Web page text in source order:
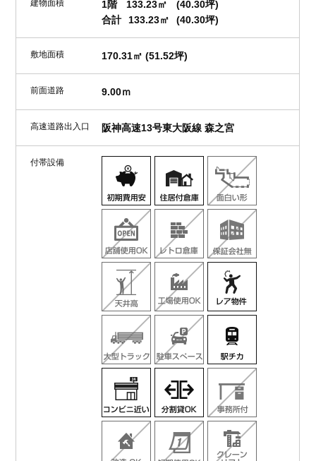
建物面積 1階 133.23㎡
(40.30坪)
合計
133.23㎡ (40.30坪)
敷地面積 170.31㎡ (51.52坪)
前面道路 9.00ｍ
高速道路出入口 阪神高速13号東大阪線 森之宮
付帯設備